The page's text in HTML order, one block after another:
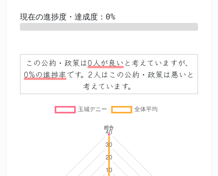
現在の進捗度・達成度：0%
この公約・政策は0人が良い と考えていますが、
0%の進捗率です。2人はこの公約・政策は悪いと
考えています。